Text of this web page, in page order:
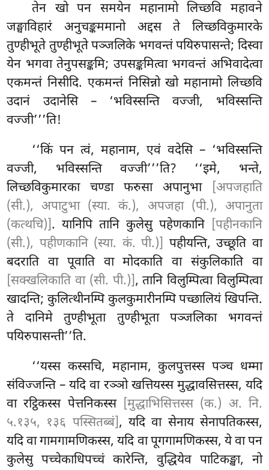
तेन खो पन समयेन महानामो लिच्छवि महावने
जङ्घाविहारं अनुचङ्कममानो अद्दस ते लिच्छविकुमारके
तुण्हीभूते तुण्हीभूते पञ्जलिके भगवन्तं पयिरुपासन्ते; दिस्वा
येन भगवा तेनुपसङ्कमि; उपसङ्कमित्वा भगवन्तं अभिवादेत्वा
एकमन्तं निसीदि. एकमन्तं निसिन्नो खो महानामो लिच्छवि
उदानं उदानेसि – ‘भविस्सन्ति वज्जी, भविस्सन्ति
वज्जी’’’ति!
‘‘किं पन त्वं, महानाम, एवं वदेसि – ‘भविस्सन्ति
वज्जी, भविस्सन्ति वज्जी’’’ति? ‘‘इमे, भन्ते,
लिच्छविकुमारका चण्डा फरुसा अपानुभा
[अपजहाति
(सी.), अपाटुभा (स्या. कं.), अपजहा (पी.), अपानुता
(कत्थचि)]. यानिपि तानि कुलेसु पहेणकानि [पहीनकानि
(सी.), पहीणकानि (स्या. कं. पी.)] पहीयन्ति, उच्छूति वा
बदराति वा पूवाति वा मोदकाति वा संकुलिकाति वा
[सक्खलिकाति वा (सी. पी.)], तानि विलुम्पित्वा विलुम्पित्वा
खादन्ति; कुलित्थीनम्पि कुलकुमारीनम्पि पच्छालियं खिपन्ति.
ते दानिमे तुण्हीभूता तुण्हीभूता पञ्जलिका भगवन्तं
पयिरुपासन्ती’’ति.
‘‘यस्स कस्सचि, महानाम, कुलपुत्तस्स पञ्च धम्मा
संविज्जन्ति – यदि वा रञ्ञो खत्तियस्स मुद्धावसित्तस्स, यदि
वा रट्ठिकस्स पेत्तनिकस्स [मुद्धाभिसित्तस्स (क.) अ. नि.
५.१३५, १३६ पस्सितब्बं], यदि वा सेनाय सेनापतिकस्स,
यदिवा गामगामणिकस्स, यदि वा पूगगामणिकस्स, ये वा पन
कुलेसु पच्चेकाधिपच्चं कारेन्ति, वुद्धियेव पाटिकङ्खा, नो